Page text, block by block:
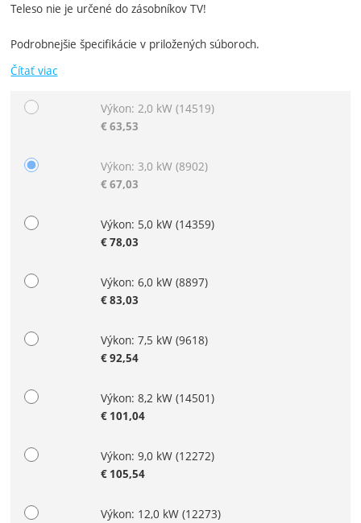
Teleso nie je určené do zásobníkov TV!
Podrobnejšie špecifikácie v priložených súboroch.
Čítať viac
Zvoľte variantVýkon: 2,0 kW(14519)
€ 63,53
Výkon: 3,0 kW(8902)
€ 67,03
Výkon: 5,0 kW(14359)
€78,03
Výkon: 6,0 kW(8897)
€83,03
Výkon: 7,5 kW(9618)
€92,54
Výkon: 8,2 kW(14501)
€ 101,04
Výkon: 9,0 kW(12272)
€ 105,54
Výkon: 12,0 kW(12273)